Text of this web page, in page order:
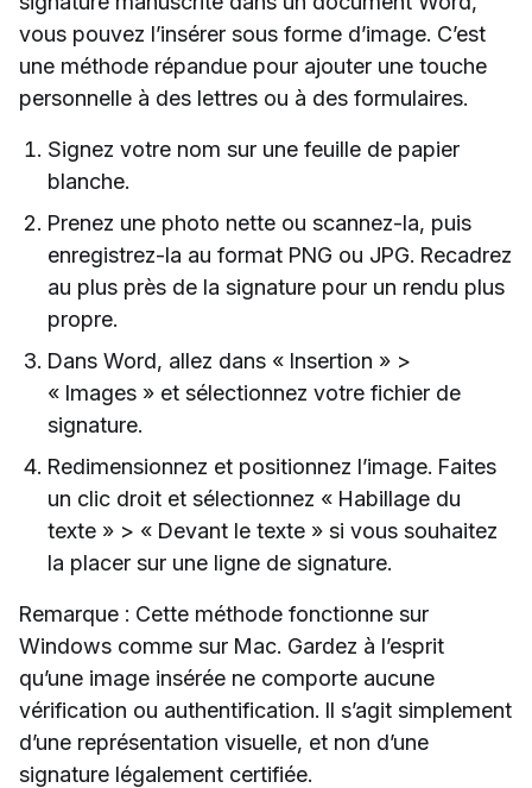
vous pouvez l’insérer sous forme d’image. C’est
une méthode répandue pour ajouter une touche
personnelle à des lettres ou à des formulaires.
Signez votre nom sur une feuille de papier
blanche.
Prenez une photo nette ou scannez-la, puis
enregistrez-la au format PNG ou JPG. Recadrez
au plus près de la signature pour un rendu plus
propre.
Dans Word, allez dans « Insertion » >
« Images » et sélectionnez votre fichier de
signature.
Redimensionnez et positionnez l’image. Faites
un clic droit et sélectionnez « Habillage du
texte » > « Devant le texte » si vous souhaitez
la placer sur une ligne de signature.
Remarque : Cette méthode fonctionne sur
Windows comme sur Mac. Gardez à l’esprit
qu’une image insérée ne comporte aucune
vérification ou authentification. Il s’agit simplement
d’une représentation visuelle, et non d’une
signature légalement certifiée.